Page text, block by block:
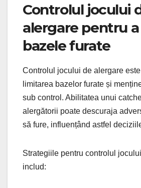
Controlul jocului
alergare pentru
bazele furate
Controlul jocului de alergare
limitarea bazelor furate și
sub control. Abilitatea unui
alergătorii poate descuraja
să fure, influențând astfel
Strategiile pentru controlul
includ: